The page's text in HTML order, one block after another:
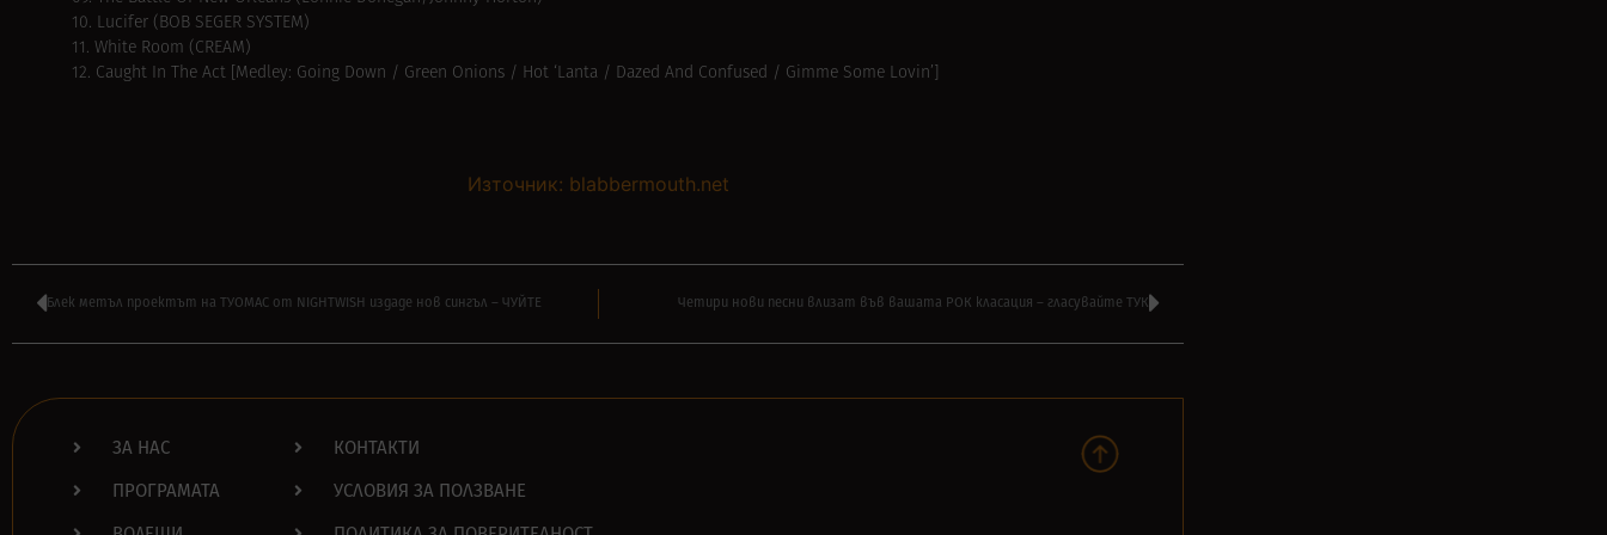
10. Lucifer (BOB SEGER SYSTEM)
11. White Room (CREAM)
12. Caught In The Act [Medley: Going Down / Green Onions / Hot ‘Lanta / Dazed And Confused / Gimme Some Lovin’]
Източник: blabbermouth.net
Блек метъл проектът на ТУОМАС от NIGHTWISH издаде нов сингъл – ЧУЙТЕ Четири нови песни влизат във вашата РОК класация – гласувайте ТУК
ЗА НАС
ПРОГРАМАТА
КОНТАКТИ
УСЛОВИЯ ЗА ПОЛЗВАНЕ